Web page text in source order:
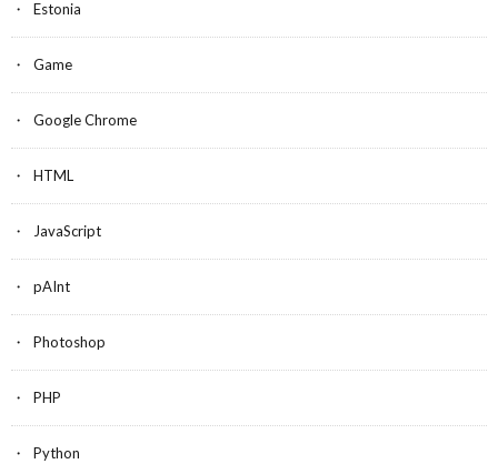
Estonia
Game
Google Chrome
HTML
JavaScript
pAInt
Photoshop
PHP
Python